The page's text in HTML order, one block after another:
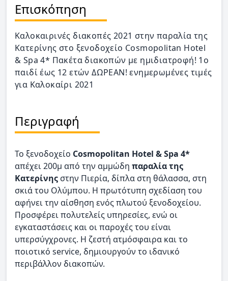
Επισκόπηση
Καλοκαιρινές διακοπές 2021 στην παραλία της
Κατερίνης στο ξενοδοχείο Cosmopolitan Hotel
& Spa 4* Πακέτα διακοπών με ημιδιατροφή! 1ο
παιδί έως 12 ετών ΔΩΡΕΑΝ! ενημερωμένες τιμές
για Καλοκαίρι 2021
Περιγραφή
Το ξενοδοχείο Cosmopolitan Hotel & Spa 4*
απέχει 200μ από την αμμώδη παραλία της
Κατερίνης στην Πιερία, δίπλα στη θάλασσα, στη
σκιά του Ολύμπου. Η πρωτότυπη σχεδίαση του
αφήνει την αίσθηση ενός πλωτού ξενοδοχείου.
Προσφέρει πολυτελείς υπηρεσίες, ενώ οι
εγκαταστάσεις και οι παροχές του είναι
υπερσύγχρονες. Η ζεστή ατμόσφαιρα και το
ποιοτικό service, δημιουργούν το ιδανικό
περιβάλλον διακοπών.